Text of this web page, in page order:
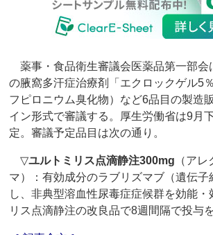
薬事・食品衛生審議会医薬品第一部会
の腋窩多汗症治療剤「エクロックゲル5
フピロニウム臭化物）など6品目の製造
イン形式で審議する。厚生労働省は9月
定。審議予定品目は次の通り。
▽ユルトミリス点滴静注300mg （ア
マ）：有効成分のラブリズマブ（遺伝子
し、非典型溶血性尿毒症症候群を効能・
リス点滴静注の改良品で8週間隔で投与